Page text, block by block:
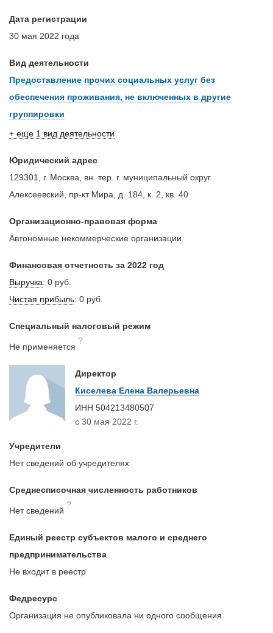
Дата регистрации
30 мая 2022 года
Вид деятельности
Предоставление прочих социальных услуг без
обеспечения проживания, не включенных в другие
группировки
+ еще 1 вид деятельности
Юридический адрес
129301, г. Москва, вн. тер. г. муниципальный округ
Алексеевский, пр-кт Мира, д. 184, к. 2, кв. 40
Организационно-правовая форма
Автономные некоммерческие организации
Финансовая отчетность за 2022 год
Выручка: 0 руб.
Чистая прибыль: 0 руб.
Специальный налоговый режим
Не применяется
?
Директор
Киселева Елена Валерьевна
ИНН 504213480507
с 30 мая 2022 г.
Учредители
Нет сведений об учредителях
Среднесписочная численность работников
Нет сведений
?
Единый реестр субъектов малого и среднего
предпринимательства
Не входит в реестр
Федресурс
Организация не опубликовала ни одного сообщения